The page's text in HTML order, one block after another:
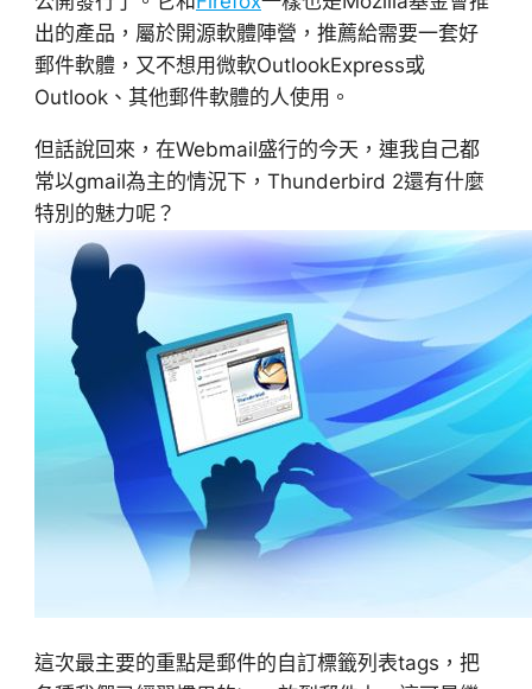
出的產品，屬於開源軟體陣營，推薦給需要一套好
郵件軟體，又不想用微軟OutlookExpress或
Outlook、其他郵件軟體的人使用。
但話說回來，在Webmail盛行的今天，連我自己都
常以gmail為主的情況下，Thunderbird 2還有什麼
特別的魅力呢？
這次最主要的重點是郵件的自訂標籤列表tags，把